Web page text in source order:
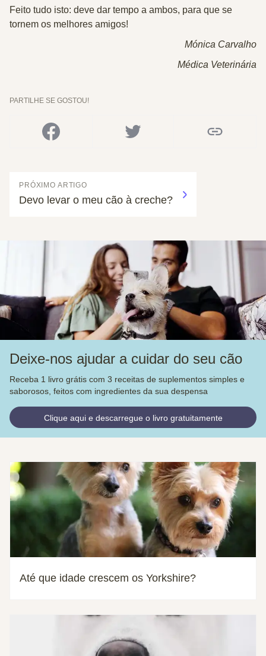
Feito tudo isto: deve dar tempo a ambos, para que se
tornem os melhores amigos!
Mónica Carvalho
Médica Veterinária
PARTILHE SE GOSTOU!
PRÓXIMO ARTIGO
Devo levar o meu cão à creche?
Deixe-nos ajudar a cuidar do seu cão
Receba 1 livro grátis com 3 receitas de suplementos simples e
saborosos, feitos com ingredientes da sua despensa
Clique aqui e descarregue o livro gratuitamente
Até que idade crescem os Yorkshire?